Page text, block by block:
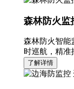
森林防火监
森林防火智能
时巡航，精准
了解详情